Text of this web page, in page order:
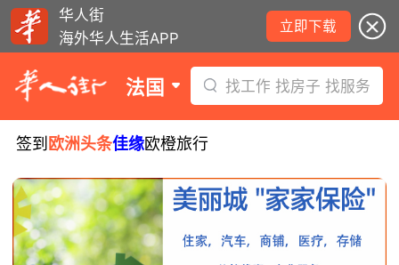
华人街
海外华人生活APP
立即下载
法国 找工作 找房子 找服务
签到 欧洲头条佳缘欧橙旅行